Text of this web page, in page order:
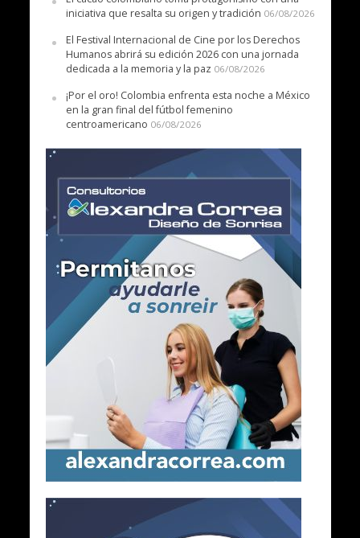
iniciativa que resalta su origen y tradición 06/08/2026
El Festival Internacional de Cine por los Derechos
Humanos abrirá su edición 2026 con una jornada
dedicada a la memoria y la paz 06/08/2026
¡Por el oro! Colombia enfrenta esta noche a México
en la gran final del fútbol femenino
centroamericano 06/08/2026